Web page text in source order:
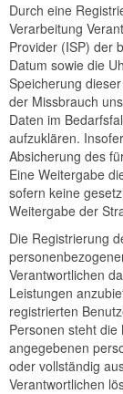
Durch eine
Verarbeitung
Provider (ISP) der
Datum sowie die
Speicherung
der Missbrauch
Daten im
aufzuklären.
Absicherung des
Eine Weitergabe
sofern keine
Weitergabe der
Die Registrierung
Verantwortlichen
Leistungen
registrierten
Personen steht
angegebenen
oder vollständig
Verantwortlichen